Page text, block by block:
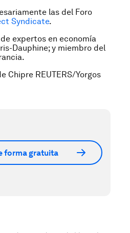
las del Foro
Syndicate.
expertos en economía
Dauphine; y miembro del
Chipre REUTERS/Yorgos
forma gratuita